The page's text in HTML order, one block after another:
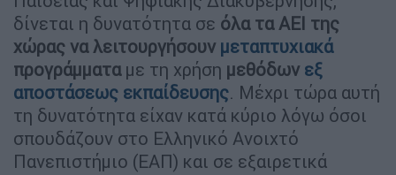
δίνεται η δυνατότητα σε όλα τα ΑΕΙ της
χώρας να λειτουργήσουν μεταπτυχιακά
προγράμματαμε τη χρήση μεθόδων εξ
αποστάσεως εκπαίδευσης. Μέχρι τώρα αυτή
τη δυνατότητα είχαν κατά κύριο λόγω όσοι
σπουδάζουν στο Ελληνικό Ανοιχτό
Πανεπιστήμιο (ΕΑΠ) και σε εξαιρετικά